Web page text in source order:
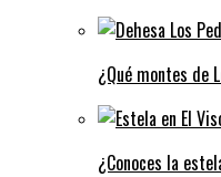
¿Qué montes de
¿Conoces la